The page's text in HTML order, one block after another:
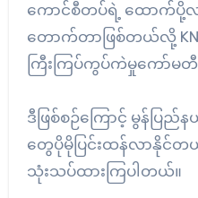
ကောင်စီတပ်ရဲ့ ထောက်ပို့လ
တောက်တာဖြစ်တယ်လို့
ကြီးကြပ်ကွပ်ကဲမှုကော်မတီ
ဒီဖြစ်စဉ်ကြောင့် မွန်ပ
တွေပိုမိုပြင်းထန်လာနို
သုံးသပ်ထားကြပါတယ်။